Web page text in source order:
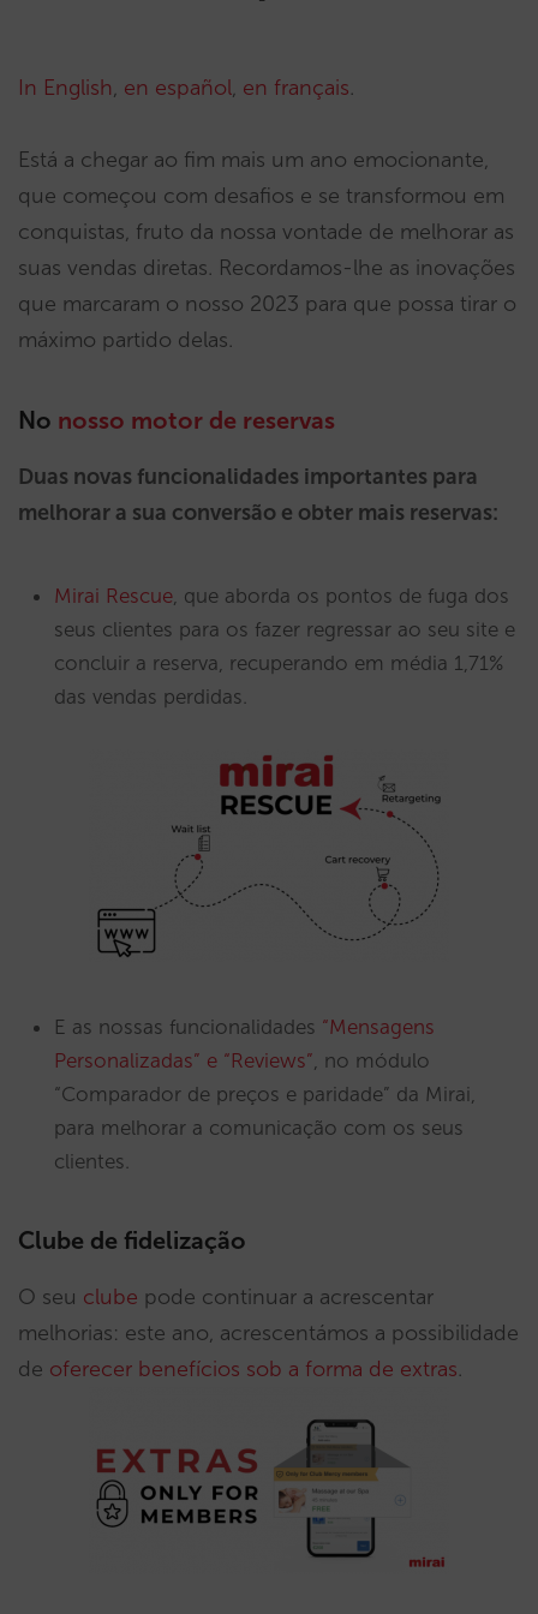
In English, en español, en français.
Está a chegar ao fim mais um ano emocionante,
que começou com desafios e se transformou em
conquistas, fruto da nossa vontade de melhorar as
suas vendas diretas. Recordamos-lhe as inovações
que marcaram o nosso 2023 para que possa tirar o
máximo partido delas.
No nosso motor de reservas
Duas novas funcionalidades importantes para
melhorar a sua conversão e obter mais reservas:
Mirai Rescue, que aborda os pontos de fuga dos
seus clientes para os fazer regressar ao seu site e
concluir a reserva, recuperando em média 1,71%
das vendas perdidas.
E as nossas funcionalidades “Mensagens
Personalizadas” e “Reviews”, no módulo
“Comparador de preços e paridade” da Mirai,
para melhorar a comunicação com os seus
clientes.
Clube de fidelização
O seu clube pode continuar a acrescentar
melhorias: este ano, acrescentámos a possibilidade
de oferecer benefícios sob a forma de extras.